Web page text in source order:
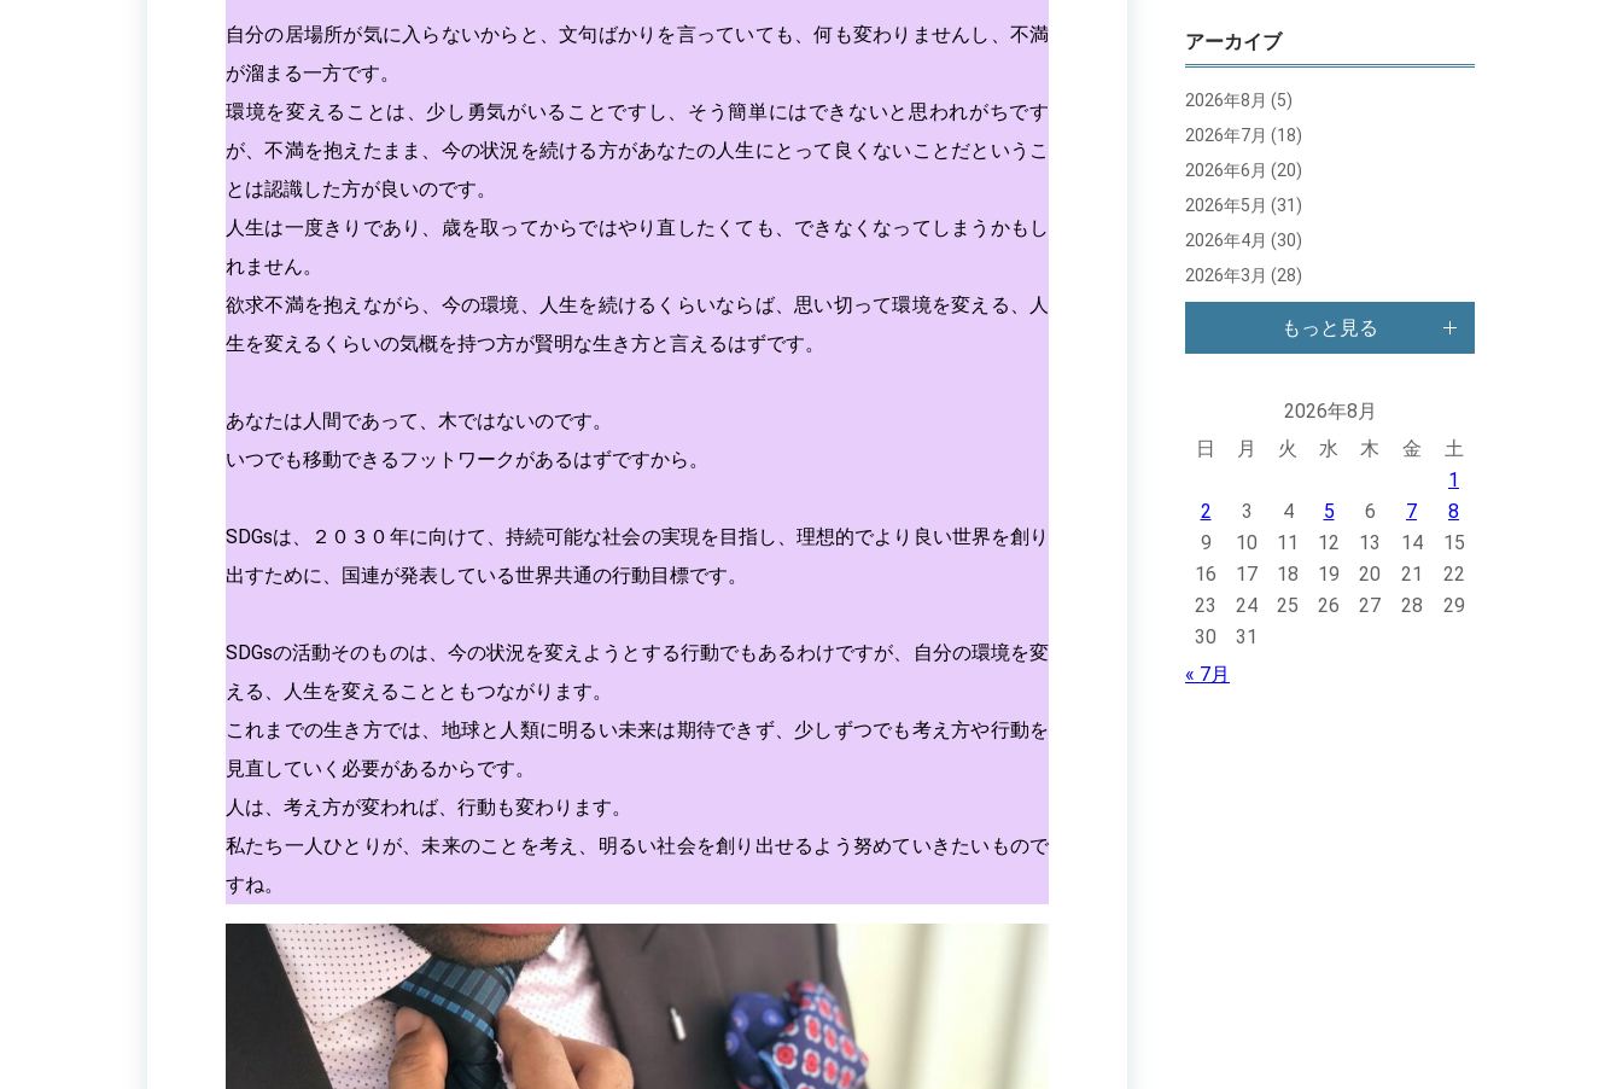
自分の居場所が気に入らないからと、文句ばかりを言っていても、何も変わりませんし、不満
が溜まる一方です。
環境を変えることは、少し勇気がいることですし、そう簡単にはできないと思われがちです
が、不満を抱えたまま、今の状況を続ける方があなたの人生にとって良くないことだというこ
とは認識した方が良いのです。
人生は一度きりであり、歳を取ってからではやり直したくても、できなくなってしまうかもし
れません。
欲求不満を抱えながら、今の環境、人生を続けるくらいならば、思い切って環境を変える、人
生を変えるくらいの気概を持つ方が賢明な生き方と言えるはずです。
あなたは人間であって、木ではないのです。
いつでも移動できるフットワークがあるはずですから。
SDGsは、２０３０年に向けて、持続可能な社会の実現を目指し、理想的でより良い世界を創り
出すために、国連が発表している世界共通の行動目標です。
SDGsの活動そのものは、今の状況を変えようとする行動でもあるわけですが、自分の環境を変
える、人生を変えることともつながります。
これまでの生き方では、地球と人類に明るい未来は期待できず、少しずつでも考え方や行動を
見直していく必要があるからです。
人は、考え方が変われば、行動も変わります。
私たち一人ひとりが、未来のことを考え、明るい社会を創り出せるよう努めていきたいもので
すね。
アーカイブ
2026年8月 (5)
2026年7月 (18)
2026年6月 (20)
2026年5月 (31)
2026年4月 (30)
2026年3月 (28)
もっと見る
2026年8月
日
月 火 水 木 金
土
1
2
3 4 5 6 7
8
9
10 11 12 13 14
15
16
17 18 19 20 21
22
23
24 25 26 27 28
29
30
31
« 7月